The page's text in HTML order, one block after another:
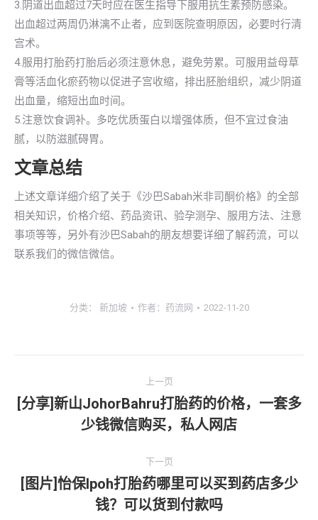
3.阴道出血超过7天时应在医生指导下服用抗生素预防感染。
出血超过两周仍淋漓不止者，应到医院查明原因，必要时行清
宫术。
4.服用打胎药打胎后必须注意休息，避免劳累。可服用益母草
膏等活血化瘀药物以促进子宫收缩，排出胚胎组织，减少阴道
出血量，缩短出血时间。
5.注意饮食调补。多吃优质蛋白以增强体质，但不宜过食油
腻，以防滋腻碍胃。
文章总结
上述文章详细介绍了关于《沙巴Sabah米非司酮价格》的全部
相关知识，价格介绍、药品资讯、验孕测孕、服用方法、注意
事项等等，另外有沙巴Sabah的朋友想要详细了解药流，可以
联系我们的微信微信。
分类： 新加坡 作者： 药流网 2022-11-20
章
上一页
上
一
[分享]新山JohorBahru打胎药的价格，一套多
少钱微信购买，私人网店
下一页
下
一
[图片]怡保lpoh打胎药哪里可以买到药店多少
钱？可以货到付款吗